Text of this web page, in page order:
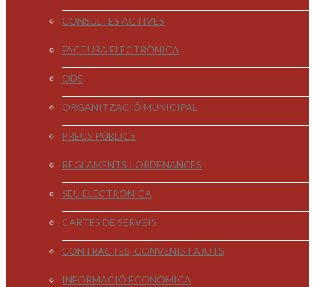
CONSULTES ACTIVES
FACTURA ELECTRÒNICA
ODS
ORGANITZACIÓ MUNICIPAL
PREUS PÚBLICS
REGLAMENTS I ORDENANCES
SEU ELECTRÒNICA
CARTES DE SERVEIS
CONTRACTES, CONVENIS I AJUTS
INFORMACIÓ ECONÒMICA